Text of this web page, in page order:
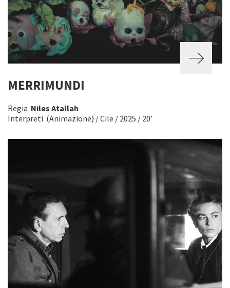
MERRIMUNDI
Regia Niles Atallah
Interpreti (Animazione) / Cile / 2025 / 20’